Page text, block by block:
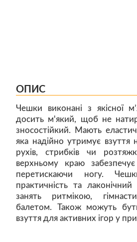
ОПИС
Чешки виконані з якісної
досить м'який, щоб не
зносостійкий. Мають
яка надійно утримує взуття
рухів, стрибків чи
верхньому краю
перетискаючи ногу.
практичність та
занять ритмікою,
балетом. Також можуть
взуття для активних ігор у